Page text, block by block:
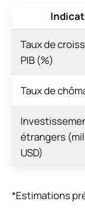
Taux de
PIB (%)
Taux de
étrangers
USD)
*Estimations